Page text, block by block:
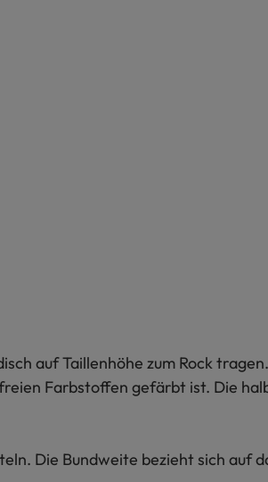
auf Taillenhöhe zum Rock
Farbstoffen gefärbt ist. Die
Die Bundweite bezieht sich auf